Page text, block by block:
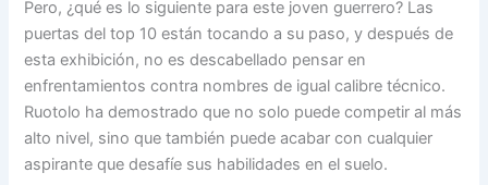
Pero, ¿qué es lo siguiente para este joven guerrero? Las
puertas del top 10 están tocando a su paso, y después de
esta exhibición, no es descabellado pensar en
enfrentamientos contra nombres de igual calibre técnico.
Ruotolo ha demostrado que no solo puede competir al más
alto nivel, sino que también puede acabar con cualquier
aspirante que desafíe sus habilidades en el suelo.